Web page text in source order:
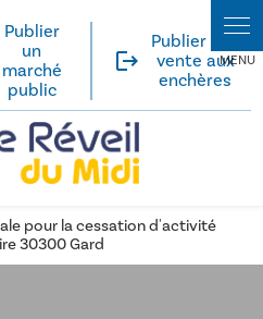
Publier
un
marché
public
logout
Publier une
vente aux
enchères
pour la cessation d'activité
30300 Gard